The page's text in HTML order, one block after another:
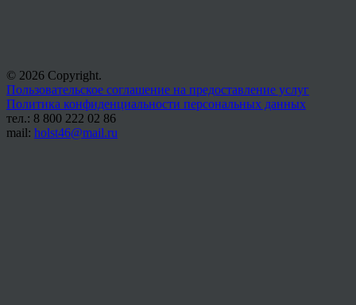
© 2026 Copyright.
Пользовательское соглашение на предоставление услуг
Политика конфиденциальности персональных данных
тел.: 8 800 222 02 86
mail: holst46@mail.ru